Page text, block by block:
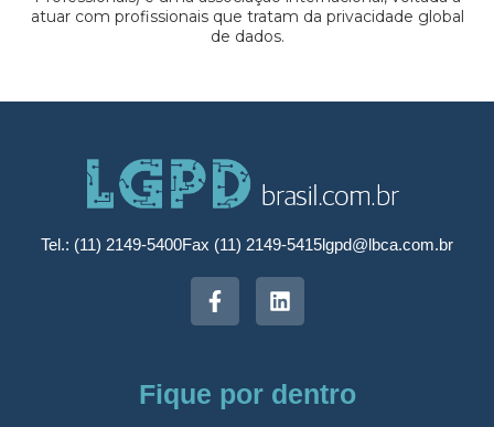
atuar com profissionais que tratam da privacidade global
de dados.
Tel.: (11) 2149-5400Fax (11) 2149-5415lgpd@lbca.com.br
Fique por dentro